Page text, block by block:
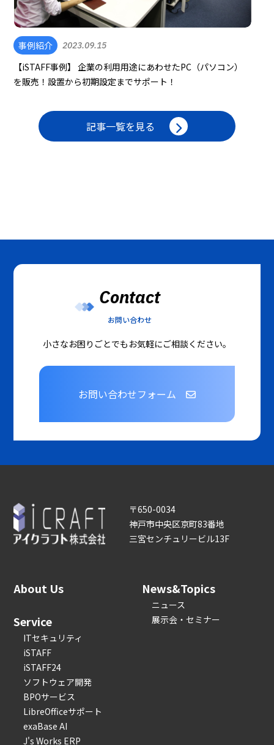
事例紹介 2023.09.15
【iSTAFF事例】 企業の利用用途にあわせたPC（パソコン）
を販売！設置から初期設定までサポート！
記事一覧を見る
Contact
お問い合わせ
小さなお困りごとでもお気軽にご相談ください。
お問い合わせフォーム
〒650-0034
神戸市中央区京町83番地
三宮センチュリービル13F
About Us
Service
ITセキュリティ
iSTAFF
iSTAFF24
ソフトウェア開発
BPOサービス
LibreOfficeサポート
exaBase AI
J's Works ERP
News&Topics
ニュース
展示会・セミナー